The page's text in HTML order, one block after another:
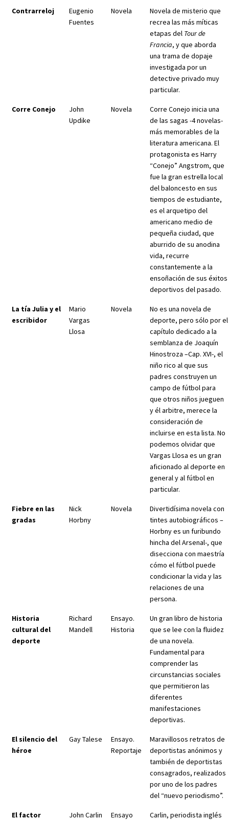
Contrarreloj
Eugenio
Fuentes
Novela
Novela de misterio que
recrea las más míticas
etapas del Tour de
Francia, y que aborda
una trama de dopaje
investigada por un
detective privado muy
particular.
Corre Conejo
John
Updike
Novela
Corre Conejo inicia una
de las sagas -4 novelas-
más memorables de la
literatura americana. El
protagonista es Harry
“Conejo” Angstrom, que
fue la gran estrella local
del baloncesto en sus
tiempos de estudiante,
es el arquetipo del
americano medio de
pequeña ciudad, que
aburrido de su anodina
vida, recurre
constantemente a la
ensoñación de sus éxitos
deportivos del pasado.
La tía Julia y el
escribidor
Mario
Vargas
Llosa
Novela
No es una novela de
deporte, pero sólo por el
capítulo dedicado a la
semblanza de Joaquín
Hinostroza –Cap. XVI-, el
niño rico al que sus
padres construyen un
campo de fútbol para
que otros niños jueguen
y él arbitre, merece la
consideración de
incluirse en esta lista. No
podemos olvidar que
Vargas Llosa es un gran
aficionado al deporte en
general y al fútbol en
particular.
Fiebre en las
gradas
Nick
Horbny
Novela
Divertidísima novela con
tintes autobiográficos –
Horbny es un furibundo
hincha del Arsenal-, que
disecciona con maestría
cómo el fútbol puede
condicionar la vida y las
relaciones de una
persona.
Historia
cultural del
deporte
Richard
Mandell
Ensayo.
Historia
Un gran libro de historia
que se lee con la fluidez
de una novela.
Fundamental para
comprender las
circunstancias sociales
que permitieron las
diferentes
manifestaciones
deportivas.
El silencio del
héroe
Gay Talese
Ensayo.
Reportaje
Maravillosos retratos de
deportistas anónimos y
también de deportistas
consagrados, realizados
por uno de los padres
del “nuevo periodismo”.
El factor
John Carlin Ensayo
Carlin, periodista inglés